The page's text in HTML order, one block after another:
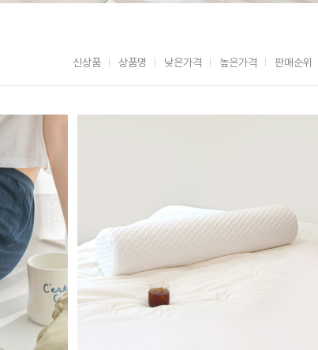
신상품 상품명 낮은가격 높은가격 판매순위